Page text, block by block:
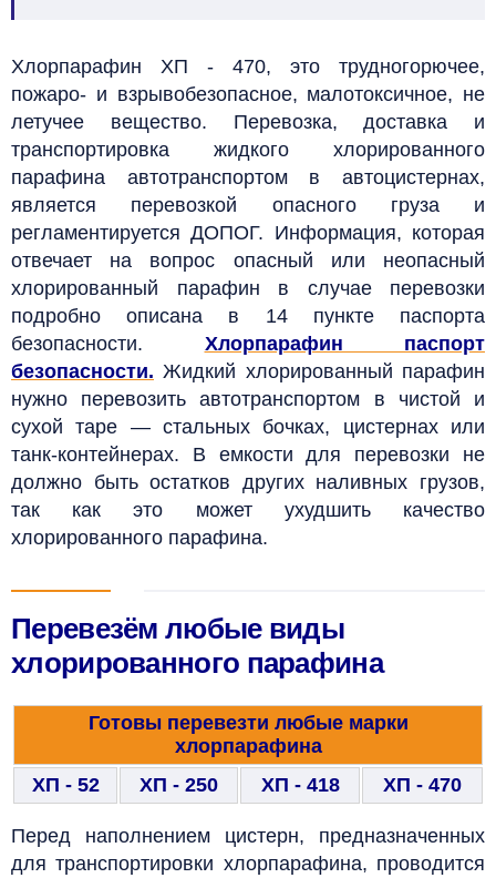
Хлорпарафин ХП - 470, это трудногорючее,
пожаро- и взрывобезопасное, малотоксичное, не
летучее вещество. Перевозка, доставка и
транспортировка жидкого хлорированного
парафина автотранспортом в автоцистернах,
является перевозкой опасного груза и
регламентируется ДОПОГ. Информация, которая
отвечает на вопрос опасный или неопасный
хлорированный парафин в случае перевозки
подробно описана в 14 пункте паспорта
безопасности. Хлорпарафин паспорт
безопасности. Жидкий хлорированный парафин
нужно перевозить автотранспортом в чистой и
сухой таре — стальных бочках, цистернах или
танк-контейнерах. В емкости для перевозки не
должно быть остатков других наливных грузов,
так как это может ухудшить качество
хлорированного парафина.
Перевезём любые виды
хлорированного парафина
Готовы перевезти любые марки
хлорпарафина
ХП - 52
ХП - 250 ХП - 418 ХП - 470
Перед наполнением цистерн, предназначенных
для транспортировки хлорпарафина, проводится